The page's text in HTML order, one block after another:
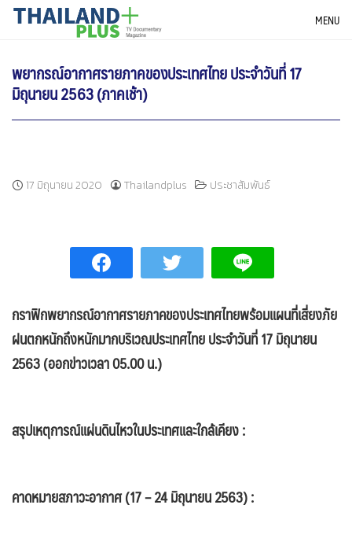
SkipTHAILANDPLUS NEWS MENU
พยากรณ์อากาศรายภาคของประเทศไทย ประจำวันที่ 17
มิถุนายน 2563 (ภาคเช้า)
17 มิถุนายน 2020 Thailandplus ประชาสัมพันธ์
กราฟิกพยากรณ์อากาศรายภาคของประเทศไทยพร้อมแผนที่เสี่ยงภัย
ฝนตกหนักถึงหนักมากบริเวณประเทศไทย ประจำวันที่ 17 มิถุนายน
2563 (ออกข่าวเวลา 05.00 น.)
สรุปเหตุการณ์แผ่นดินไหวในประเทศและใกล้เคียง :
คาดหมายสภาวะอากาศ (17 – 24 มิถุนายน 2563) :